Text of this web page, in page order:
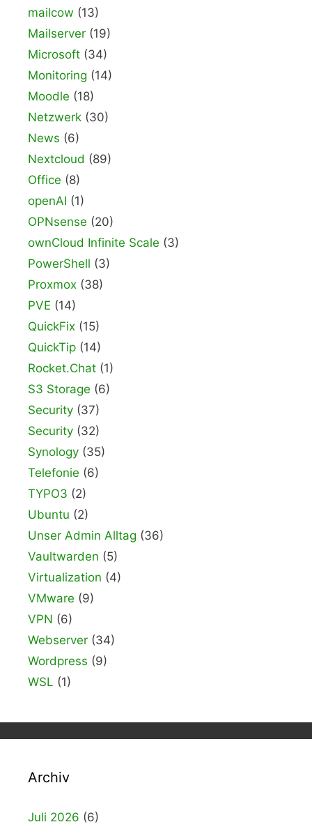
mailcow (13)
Mailserver (19)
Microsoft (34)
Monitoring (14)
Moodle (18)
Netzwerk (30)
News (6)
Nextcloud (89)
Office (8)
openAI (1)
OPNsense (20)
ownCloud Infinite Scale (3)
PowerShell (3)
Proxmox (38)
PVE (14)
QuickFix (15)
QuickTip (14)
Rocket.Chat (1)
S3 Storage (6)
Security (37)
Security (32)
Synology (35)
Telefonie (6)
TYPO3 (2)
Ubuntu (2)
Unser Admin Alltag (36)
Vaultwarden (5)
Virtualization (4)
VMware (9)
VPN (6)
Webserver (34)
Wordpress (9)
WSL (1)
Archiv
Juli 2026 (6)